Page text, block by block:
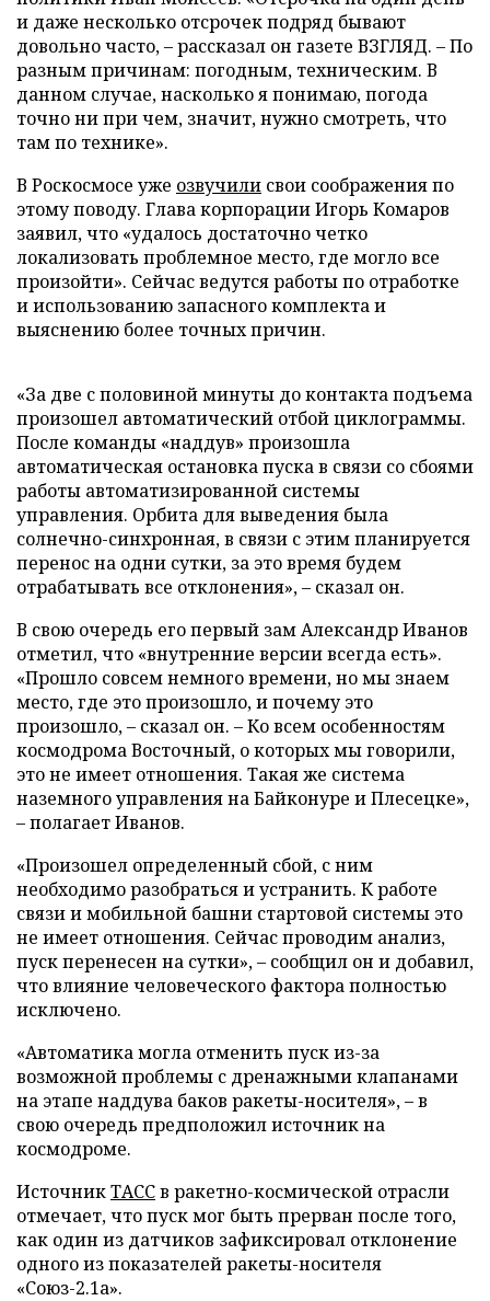
и даже несколько отсрочек подряд бывают
довольно часто, – рассказал он газете ВЗГЛЯД. – По
разным причинам: погодным, техническим. В
данном случае, насколько я понимаю, погода
точно ни при чем, значит, нужно смотреть, что
там по технике».
В Роскосмосе уже озвучили свои соображения по
этому поводу. Глава корпорации Игорь Комаров
заявил, что «удалось достаточно четко
локализовать проблемное место, где могло все
произойти». Сейчас ведутся работы по отработке
и использованию запасного комплекта и
выяснению более точных причин.
«За две с половиной минуты до контакта подъема
произошел автоматический отбой циклограммы.
После команды «наддув» произошла
автоматическая остановка пуска в связи со сбоями
работы автоматизированной системы
управления. Орбита для выведения была
солнечно-синхронная, в связи с этим планируется
перенос на одни сутки, за это время будем
отрабатывать все отклонения», – сказал он.
В свою очередь его первый зам Александр Иванов
отметил, что «внутренние версии всегда есть».
«Прошло совсем немного времени, но мы знаем
место, где это произошло, и почему это
произошло, – сказал он. – Ко всем особенностям
космодрома Восточный, о которых мы говорили,
это не имеет отношения. Такая же система
наземного управления на Байконуре и Плесецке»,
– полагает Иванов.
«Произошел определенный сбой, с ним
необходимо разобраться и устранить. К работе
связи и мобильной башни стартовой системы это
не имеет отношения. Сейчас проводим анализ,
пуск перенесен на сутки», – сообщил он и добавил,
что влияние человеческого фактора полностью
исключено.
«Автоматика могла отменить пуск из-за
возможной проблемы с дренажными клапанами
на этапе наддува баков ракеты-носителя», – в
свою очередь предположил источник на
космодроме.
ИсточникТАССв ракетно-космической отрасли
отмечает, что пуск мог быть прерван после того,
как один из датчиков зафиксировал отклонение
одного из показателей ракеты-носителя
«Союз-2.1а».